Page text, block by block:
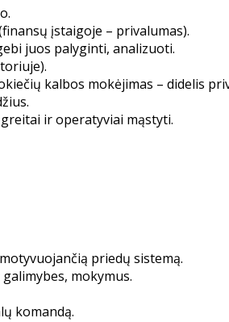
įstaigoje – privalumas).
juos palyginti, analizuoti.
kalbos mokėjimas – didelis
ir operatyviai mąstyti.
priedų sistemą.
mokymus.
komandą.